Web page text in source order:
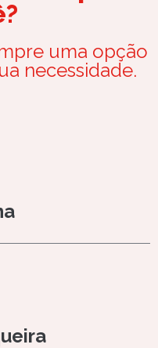
uma opção
necessidade.